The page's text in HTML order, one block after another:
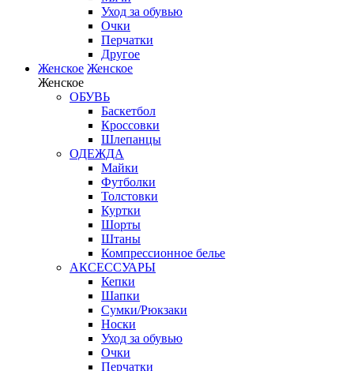
Уход за обувью
Очки
Перчатки
Другое
Женское Женское
Женское
ОБУВЬ
Баскетбол
Кроссовки
Шлепанцы
ОДЕЖДА
Майки
Футболки
Толстовки
Куртки
Шорты
Штаны
Компрессионное белье
АКСЕССУАРЫ
Кепки
Шапки
Сумки/Рюкзаки
Носки
Уход за обувью
Очки
Перчатки